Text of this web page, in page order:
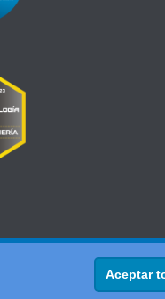
Aceptar
Política de Seguridad